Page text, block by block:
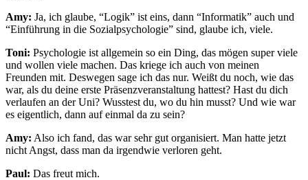
Amy: Ja, ich glaube, “Logik” ist eins, dann “Informatik” auch und
“Einführung in die Sozialpsychologie” sind, glaube ich, viele.
Toni: Psychologie ist allgemein so ein Ding, das mögen super viele
und wollen viele machen. Das kriege ich auch von meinen
Freunden mit. Deswegen sage ich das nur. Weißt du noch, wie das
war, als du deine erste Präsenzveranstaltung hattest? Hast du dich
verlaufen an der Uni? Wusstest du, wo du hin musst? Und wie war
es eigentlich, dann auf einmal da zu sein?
Amy: Also ich fand, das war sehr gut organisiert. Man hatte jetzt
nicht Angst, dass man da irgendwie verloren geht.
Paul: Das freut mich.